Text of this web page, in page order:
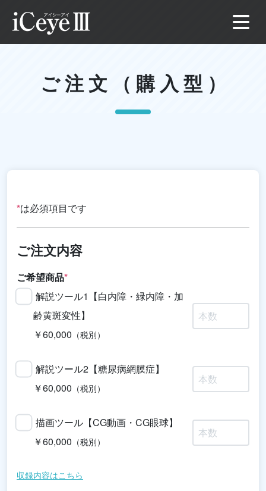
ご注文（購入型）
*は必須項目です
ご注文内容
ご希望商品*
解説ツール1【白内障・緑内障・加
齢黄斑変性】
￥60,000 （税別）
解説ツール2【糖尿病網膜症】
￥60,000 （税別）
描画ツール【CG動画・CG眼球】
￥60,000 （税別）
収録内容はこちら